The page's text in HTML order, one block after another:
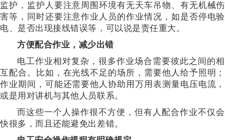
监护，监护人要注意周围环境有无天车吊物、有无机械伤
害等，同时还要注意作业人员的作业情况，如是否停电验
电、是否出现接线错误等，可以说是责任重大。
方便配合作业，减少出错
电工作业相对复杂，很多作业场合需要彼此之间的相
互配合。比如，在光线不足的场所，需要他人给予照明；
作业期间，可能还需要他人协助用万用表测量电压电流，
或是用对讲机与其他人员联系。
而这些一个人操作很不方便，但有人配合作业不仅会
快很多，而且还能避免出差错。